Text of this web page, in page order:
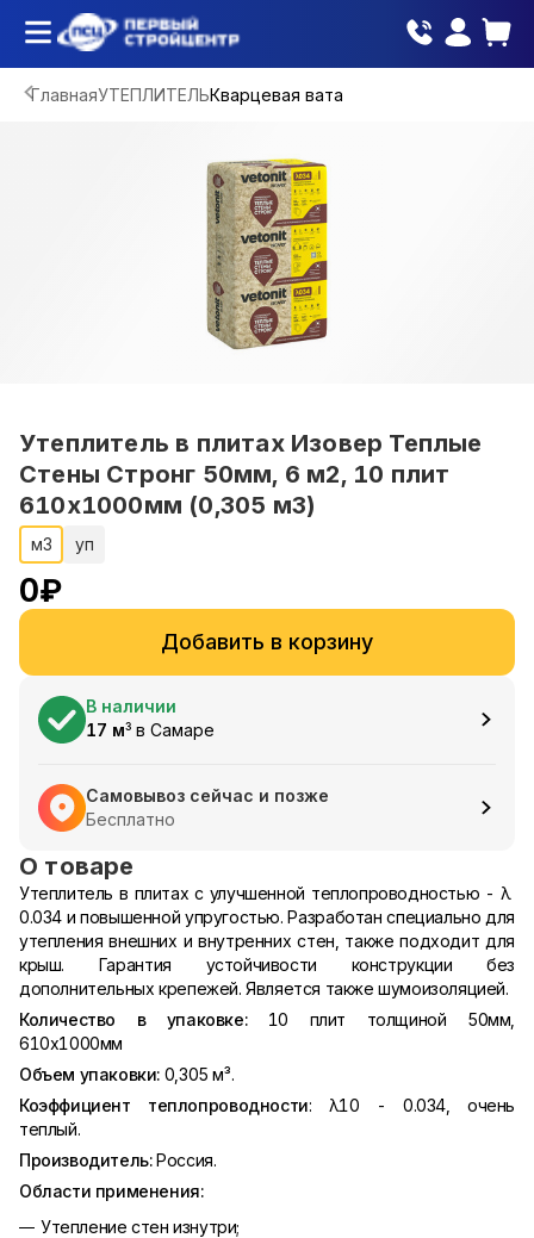
ГлавнаяУТЕПЛИТЕЛЬКварцевая вата
Утеплитель в плитах Изовер Теплые
Стены Стронг 50мм, 6 м2, 10 плит
610х1000мм (0,305 м3)
м3 уп
0₽
Добавить в корзину
В наличии
17 м3 в Самаре
Самовывоз сейчас и позже
Бесплатно
О товаре
Утеплитель в плитах с улучшенной теплопроводностью - λ
0.034 и повышенной упругостью. Разработан специально для
утепления внешних и внутренних стен, также подходит для
крыш. Гарантия устойчивости конструкции без
дополнительных крепежей. Является также шумоизоляцией.
Количество в упаковке:10 плит толщиной 50мм,
610х1000мм
Объем упаковки: 0,305 м³.
Коэффициент теплопроводности: λ10 - 0.034, очень
теплый.
Производитель:Россия.
Области применения:
Утепление стен изнутри;